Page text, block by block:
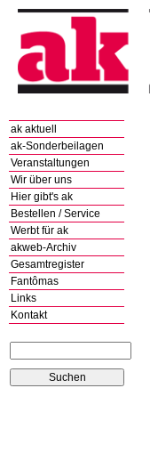
ak aktuell
ak-Sonderbeilagen
Veranstaltungen
Wir über uns
Hier gibt's ak
Bestellen / Service
Werbt für ak
akweb-Archiv
Gesamtregister
Fantômas
Links
Kontakt